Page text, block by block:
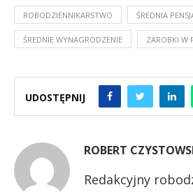
ROBODZIENNIKARSTWO ŚREDNIA
ŚREDNIE WYNAGRODZENIE ZAROBKI W
UDOSTĘPNIJ
ROBERT
Redakcyjny